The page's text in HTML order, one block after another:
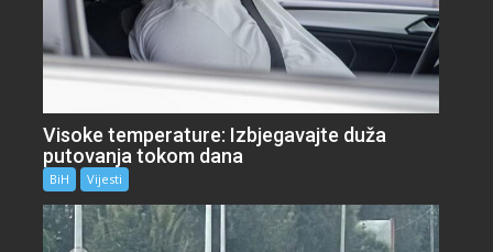
Visoke temperature: Izbjegavajte duža
putovanja tokom dana
BiH Vijesti